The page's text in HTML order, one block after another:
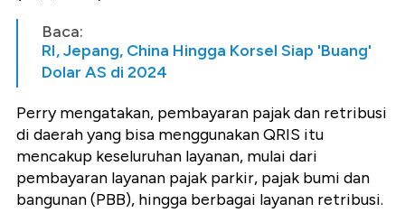
Baca:
RI, Jepang, China Hingga Korsel Siap 'Buang'
Dolar AS di 2024
Perry mengatakan, pembayaran pajak dan retribusi
di daerah yang bisa menggunakan QRIS itu
mencakup keseluruhan layanan, mulai dari
pembayaran layanan pajak parkir, pajak bumi dan
bangunan (PBB), hingga berbagai layanan retribusi.